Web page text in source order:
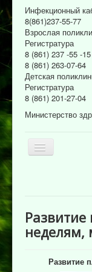
Инфекционный
8(861)237-55-77
Взрослая
Регистратура
8 (861) 237 -55 -15
8 (861) 263-07-64
Детская
Регистратура
8 (861) 201-27-04
Министерство
Об учреждении
Информация
неделям,
Развитие